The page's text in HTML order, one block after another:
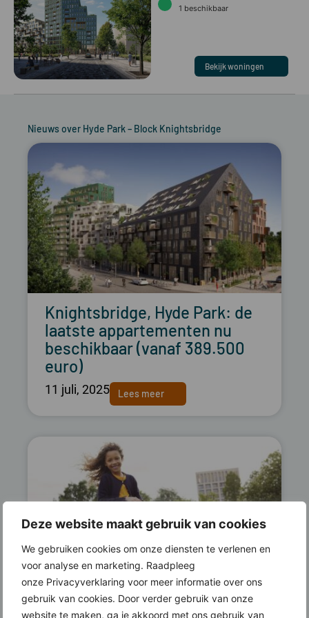
Deze website maakt gebruik van cookies
We gebruiken cookies om onze diensten te verlenen en
voor analyse en marketing. Raadpleeg
onze Privacyverklaring voor meer informatie over ons
gebruik van cookies. Door verder gebruik van onze
website te maken, ga je akkoord met ons gebruik van
1 beschikbaar
Bekijk woningen
Nieuws over Hyde Park – Block Knightsbridge
Knightsbridge, Hyde Park: de
laatste appartementen nu
beschikbaar (vanaf 389.500
euro)
11 juli, 2025 Lees meer
Hyde Park: appartementen in